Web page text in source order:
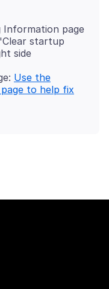
Information page
startup
side
Use the
to help fix